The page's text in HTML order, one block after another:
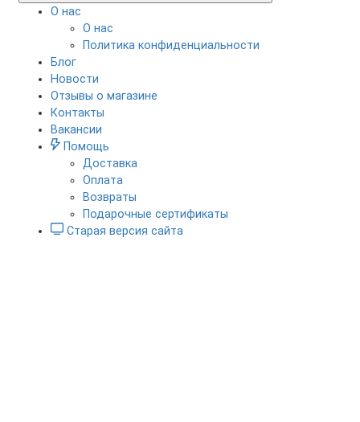
О нас
О нас
Политика конфиденциальности
Блог
Новости
Отзывы о магазине
Контакты
Вакансии
Помощь
Доставка
Оплата
Возвраты
Подарочные сертификаты
Старая версия сайта